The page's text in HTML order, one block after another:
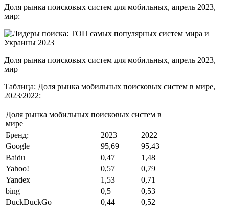
Доля рынка поисковых систем для мобильных, апрель 2023,
мир:
Доля рынка поисковых систем для мобильных, апрель 2023,
мир
Таблица: Доля рынка мобильных поисковых систем в мире,
2023/2022:
Доля рынка мобильных поисковых систем в
мире
Бренд:
2023
2022
Google
95,69
95,43
Baidu
0,47
1,48
Yahoo!
0,57
0,79
Yandex
1,53
0,71
bing
0,5
0,53
DuckDuckGo
0,44
0,52